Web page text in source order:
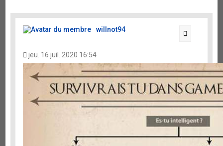
e
willnot94 Citation
jeu. 16 juil. 2020 16:54